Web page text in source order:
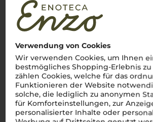
Verwendung von Cookies
Wir verwenden Cookies, um Ihnen
bestmögliches Shopping-Erlebnis zu
zählen Cookies, welche für das
Funktionieren der Website
solche, die lediglich zu anonymen
für Komforteinstellungen, zur
personalisierter Inhalte oder
Mehr aus Latium